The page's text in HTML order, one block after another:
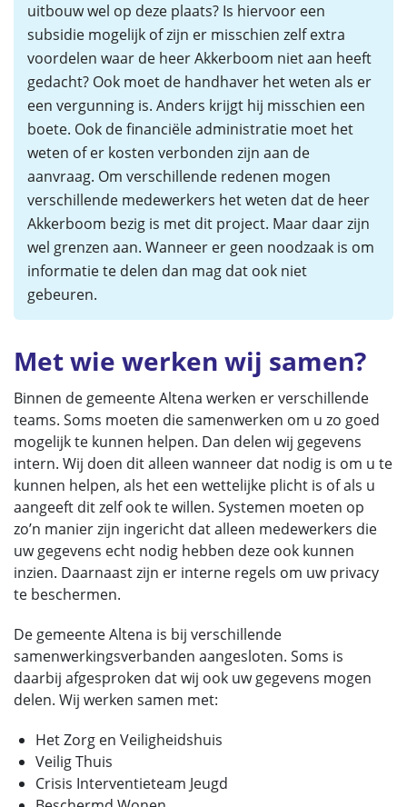
uitbouw wel op deze plaats? Is hiervoor een
subsidie mogelijk of zijn er misschien zelf extra
voordelen waar de heer Akkerboom niet aan heeft
gedacht? Ook moet de handhaver het weten als er
een vergunning is. Anders krijgt hij misschien een
boete. Ook de financiële administratie moet het
weten of er kosten verbonden zijn aan de
aanvraag. Om verschillende redenen mogen
verschillende medewerkers het weten dat de heer
Akkerboom bezig is met dit project. Maar daar zijn
wel grenzen aan. Wanneer er geen noodzaak is om
informatie te delen dan mag dat ook niet
gebeuren.
Met wie werken wij samen?
Binnen de gemeente Altena werken er verschillende
teams. Soms moeten die samenwerken om u zo goed
mogelijk te kunnen helpen. Dan delen wij gegevens
intern. Wij doen dit alleen wanneer dat nodig is om u te
kunnen helpen, als het een wettelijke plicht is of als u
aangeeft dit zelf ook te willen. Systemen moeten op
zo’n manier zijn ingericht dat alleen medewerkers die
uw gegevens echt nodig hebben deze ook kunnen
inzien. Daarnaast zijn er interne regels om uw privacy
te beschermen.
De gemeente Altena is bij verschillende
samenwerkingsverbanden aangesloten. Soms is
daarbij afgesproken dat wij ook uw gegevens mogen
delen. Wij werken samen met:
Het Zorg en Veiligheidshuis
Veilig Thuis
Crisis Interventieteam Jeugd